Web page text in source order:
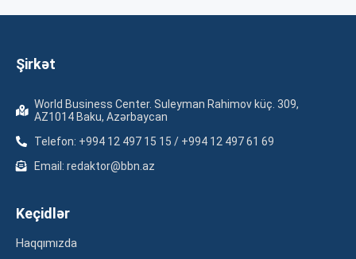
Şirkət
World Business Center. Suleyman Rahimov küç. 309,
AZ1014 Baku, Azərbaycan
Telefon: +994 12 497 15 15 / +994 12 497 61 69
Email: redaktor@bbn.az
Keçidlər
Haqqımızda